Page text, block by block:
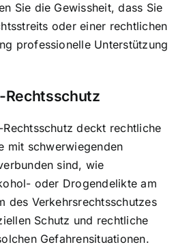
Sie die Gewissheit, dass Sie
oder einer rechtlichen
professionelle Unterstützung
deckt rechtliche
mit schwerwiegenden
sind, wie
oder Drogendelikte am
des Verkehrsrechtsschutzes
Schutz und rechtliche
Gefahrensituationen.